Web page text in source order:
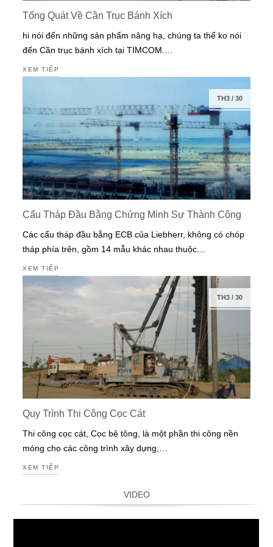
Tổng Quát Về Cần Trục Bánh Xích
hi nói đến những sản phẩm nâng hạ, chúng ta thể ko nói
đến Cần trục bánh xích tại TIMCOM.…
XEM TIẾP
TH3/ 30
Cẩu Tháp Đầu Bằng Chứng Minh Sự Thành Công
Các cẩu tháp đầu bằng ECB của Liebherr, không có chóp
tháp phía trên, gồm 14 mẫu khác nhau thuộc…
XEM TIẾP
TH3/ 30
Quy Trình Thi Công Cọc Cát
Thi công cọc cát, Cọc bê tông, là một phần thi công nền
móng cho các công trình xây dựng,…
XEM TIẾP
VIDEO